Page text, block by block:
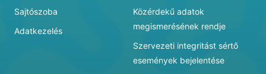
Sajtószoba
Adatkezelés
Közérdekű adatok
megismerésének rendje
Szervezeti integritást sértő
események bejelentése